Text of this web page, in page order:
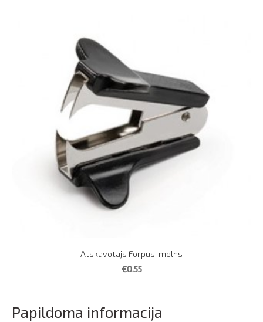
Papildoma informacija
Atskavotājs Forpus, melns
€0.55